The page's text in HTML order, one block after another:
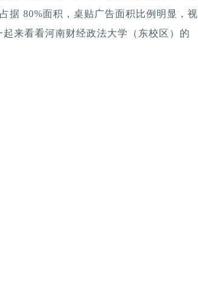
据 80%面积，桌贴广告面积比例明显，视
来看看河南财经政法大学（东校区）的